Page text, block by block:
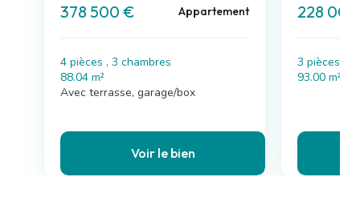
378 500 € Appartement
4 pièces , 3 chambres
88.04 m²
Avec terrasse, garage/box
Voir le bien
228
3 pièces , 2
93.00 m²